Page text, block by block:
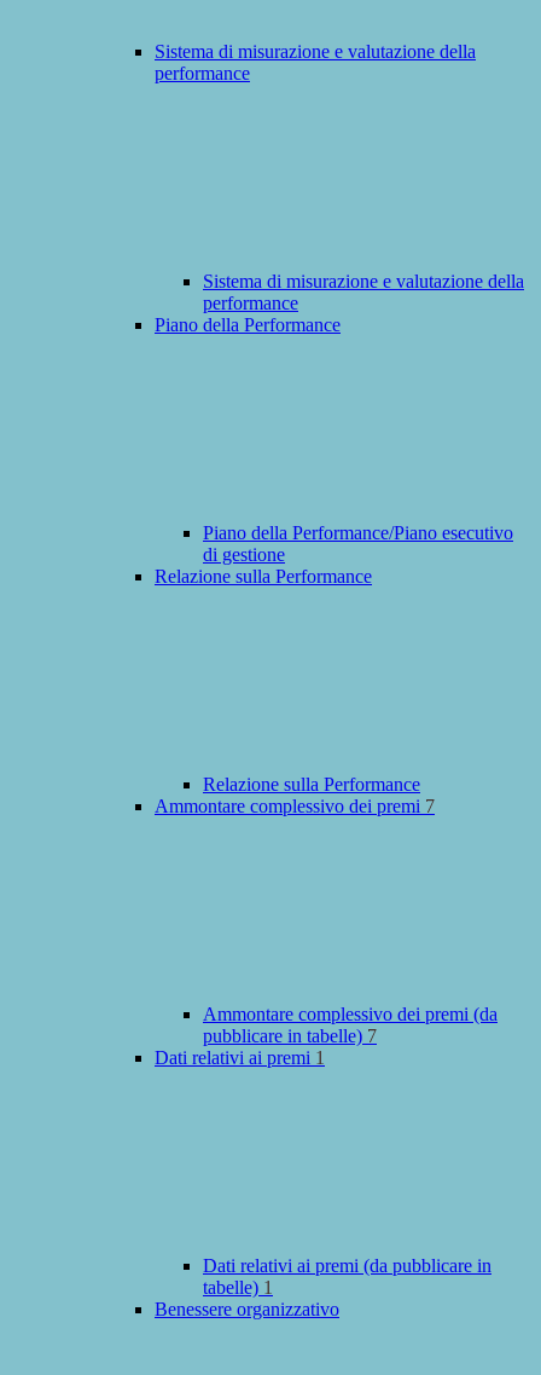
Sistema di misurazione e valutazione della
performance
Sistema di misurazione e valutazione della
performance
Piano della Performance
Piano della Performance/Piano esecutivo
di gestione
Relazione sulla Performance
Relazione sulla Performance
Ammontare complessivo dei premi 7
Ammontare complessivo dei premi (da
pubblicare in tabelle) 7
Dati relativi ai premi 1
Dati relativi ai premi (da pubblicare in
tabelle) 1
Benessere organizzativo